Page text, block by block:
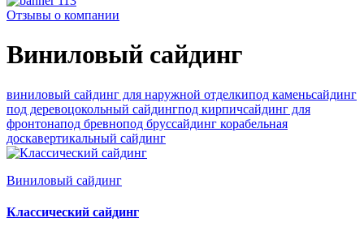
Отзывы о компании
Виниловый сайдинг
виниловый сайдинг для наружной отделкипод каменьсайдинг
под деревоцокольный сайдингпод кирпичсайдинг для
фронтонапод бревнопод бруссайдинг корабельная
доскавертикальный сайдинг
Виниловый сайдинг
Классический сайдинг